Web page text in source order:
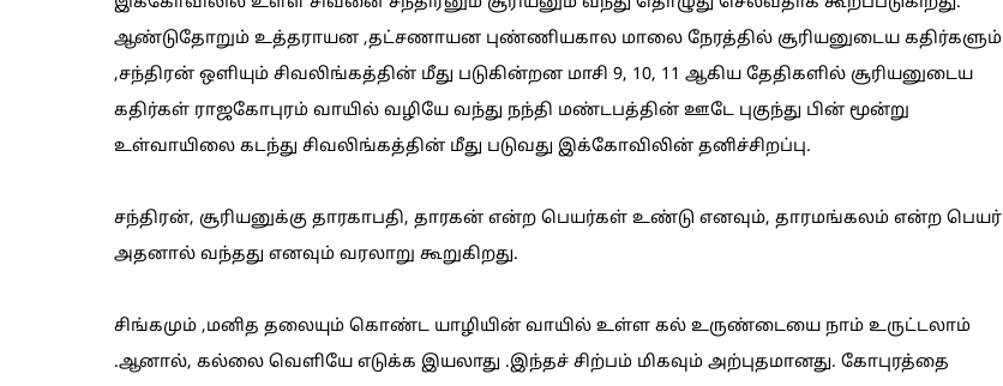
ஆண்டுதோறும் உத்தராயன ,தட்சணாயன புண்ணியகால மாலை நேரத்தில் சூரியனுடைய கதிர்களும்
,சந்திரன் ஒளியும் சிவலிங்கத்தின் மீது படுகின்றன மாசி 9, 10, 11 ஆகிய தேதிகளில் சூரியனுடைய
கதிர்கள் ராஜகோபுரம் வாயில் வழியே வந்து நந்தி மண்டபத்தின் ஊடே புகுந்து பின் மூன்று
உள்வாயிலை கடந்து சிவலிங்கத்தின் மீது படுவது இக்கோவிலின் தனிச்சிறப்பு.
சந்திரன், சூரியனுக்கு தாரகாபதி, தாரகன் என்ற பெயர்கள் உண்டு எனவும், தாரமங்கலம் என்ற பெயர்
அதனால் வந்தது எனவும் வரலாறு கூறுகிறது.
சிங்கமும் ,மனித தலையும் கொண்ட யாழியின் வாயில் உள்ள கல் உருண்டையை நாம் உருட்டலாம்
.ஆனால், கல்லை வெளியே எடுக்க இயலாது .இந்தச் சிற்பம் மிகவும் அற்புதமானது. கோபுரத்தை